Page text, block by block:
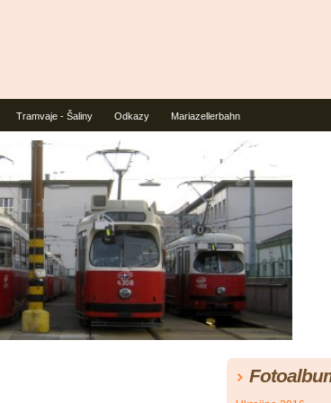
Tramvaje - Šaliny Odkazy Mariazellerbahn